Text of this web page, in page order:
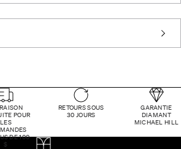
POUR
LES
DE 100
$
RETOURS SOUS
30 JOURS
GARANTIE
DIAMANT
MICHAEL HILL